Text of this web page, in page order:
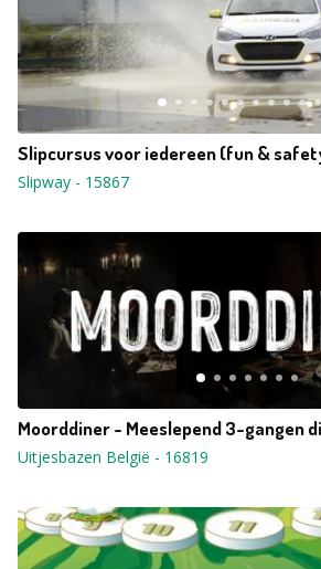
Slipcursus voor iedereen (fun &
Slipway - 15867
Moorddiner - Meeslepend 3-gangen
Uitjesbazen België - 16819